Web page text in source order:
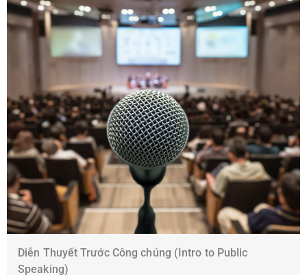
Diễn Thuyết Trước Công chúng (Intro to Public
Speaking)